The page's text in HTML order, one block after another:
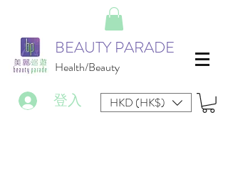
BEAUTY PARADE
Health/Beauty
登入 HKD (HK$)